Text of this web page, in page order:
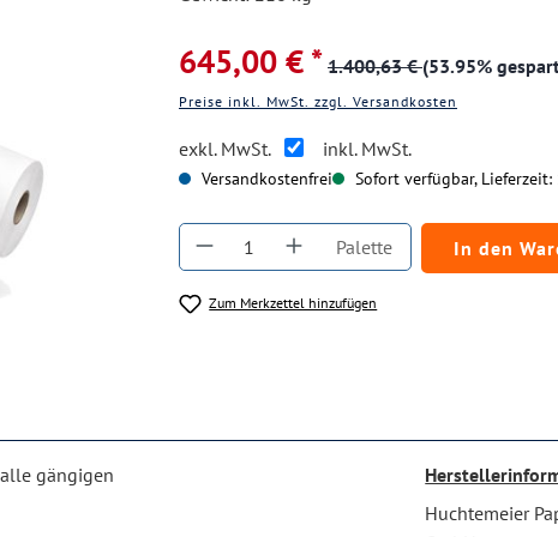
645,00 € * 1.400,63 €(53.95%
Preise inkl. MwSt. zzgl. Versandkosten
exkl. MwSt. inkl. MwSt.
Versandkostenfrei Sofort verfügbar, Lieferzeit:
Produkt Anzahl: Gib den
Palette In den
Zum Merkzettel hinzufügen
gängigen
Huchtemeier